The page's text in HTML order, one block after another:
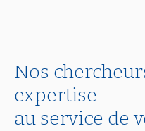
Nos
expertise
au service de